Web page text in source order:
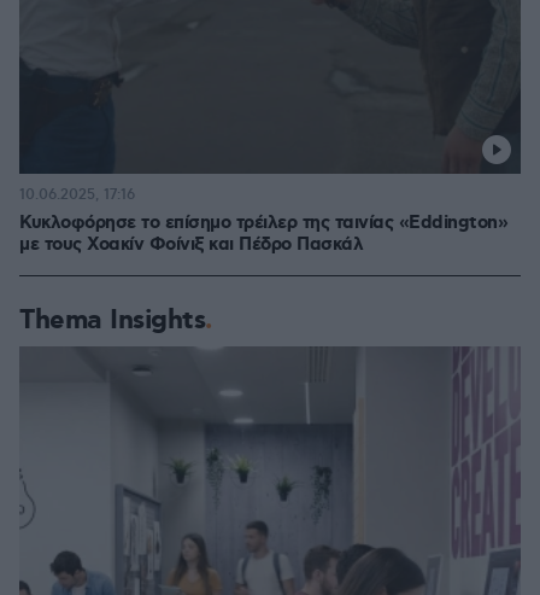
Κυκλοφόρησε το επίσημο τρέιλερ της ταινίας «Eddington»
με τους Χοακίν Φοίνιξ και Πέδρο Πασκάλ
10.06.2025, 17:16
Thema Insights